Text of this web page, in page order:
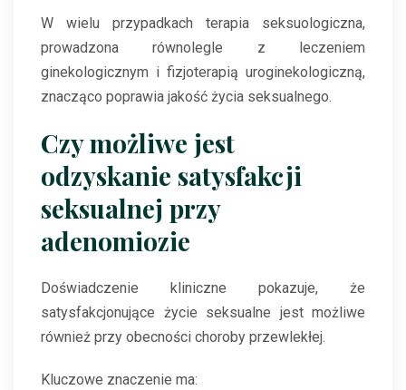
W wielu przypadkach terapia seksuologiczna,
prowadzona równolegle z leczeniem
ginekologicznym i fizjoterapią uroginekologiczną,
znacząco poprawia jakość życia seksualnego.
Czy możliwe jest
odzyskanie satysfakcji
seksualnej przy
adenomiozie
Doświadczenie kliniczne pokazuje, że
satysfakcjonujące życie seksualne jest możliwe
również przy obecności choroby przewlekłej.
Kluczowe znaczenie ma: